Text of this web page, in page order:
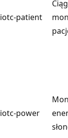
iotc-patient
iotc-power